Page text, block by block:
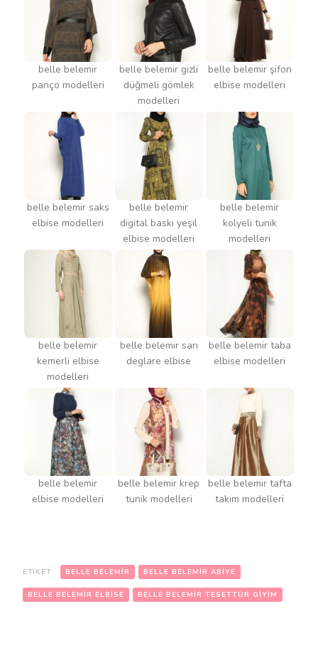
belle belemir
panço modelleri
belle belemir gizli
düğmeli gömlek
modelleri
belle belemir şifon
elbise modelleri
belle belemir saks
elbise modelleri
belle belemir
digital baskı yeşil
elbise modelleri
belle belemir
kolyeli tunik
modelleri
belle belemir
kemerli elbise
modelleri
belle belemir sarı
deglare elbise
belle belemir taba
elbise modelleri
belle belemir
elbise modelleri
belle belemir krep
tunik modelleri
belle belemir tafta
takım modelleri
ETIKET BELLE BELEMIR BELLE BELEMIR ABIYE
BELLE BELEMIR ELBISE BELLE BELEMIR TESETTÜR GIYIM